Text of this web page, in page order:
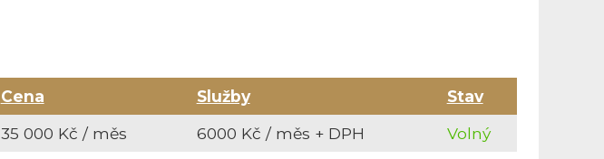
Cena Služby
Stav
35 000 Kč / měs 6000 Kč / měs + DPH
Volný